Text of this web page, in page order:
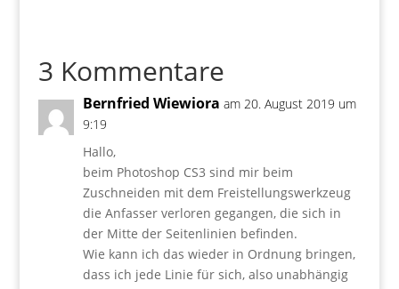
3 Kommentare
Bernfried Wiewiora am 20. August 2019 um
9:19
Hallo,
beim Photoshop CS3 sind mir beim
Zuschneiden mit dem Freistellungswerkzeug
die Anfasser verloren gegangen, die sich in
der Mitte der Seitenlinien befinden.
Wie kann ich das wieder in Ordnung bringen,
dass ich jede Linie für sich, also unabhängig